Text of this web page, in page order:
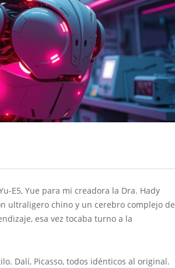
E5, Yue para mi creadora la Dra. Hady
ultraligero chino y un cerebro complejo de
esa vez tocaba turno a la
Picasso, todos idénticos al original.